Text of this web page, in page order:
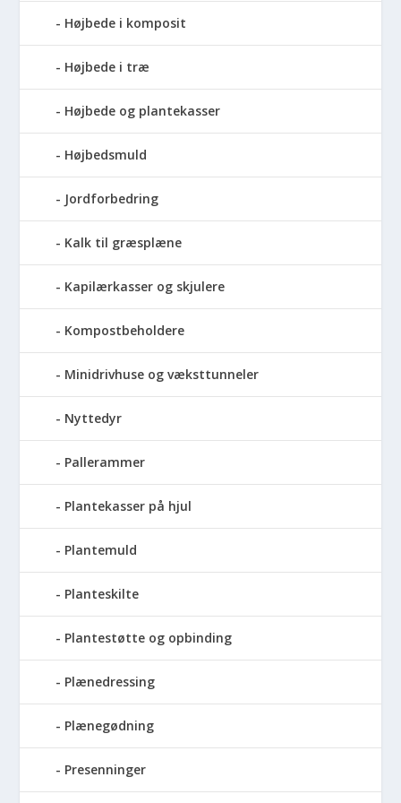
Højbede i komposit
Højbede i træ
Højbede og plantekasser
Højbedsmuld
Jordforbedring
Kalk til græsplæne
Kapilærkasser og skjulere
Kompostbeholdere
Minidrivhuse og væksttunneler
Nyttedyr
Pallerammer
Plantekasser på hjul
Plantemuld
Planteskilte
Plantestøtte og opbinding
Plænedressing
Plænegødning
Presenninger